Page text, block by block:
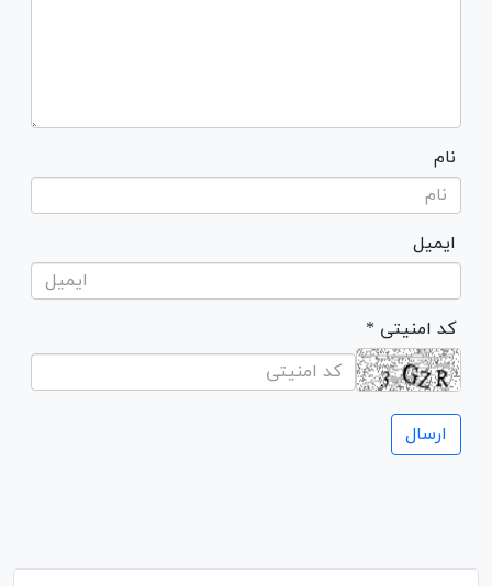
نام
ایمیل
* کد امنیتی